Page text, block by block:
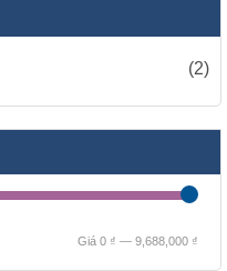
(2)
Giá
Giá
Giá 0 ₫ — 9,688,000 ₫